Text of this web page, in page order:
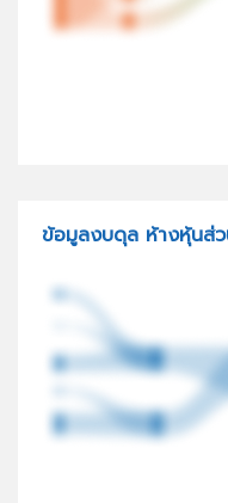
ข้อมูลงบดุล ห้างหุ้นส่